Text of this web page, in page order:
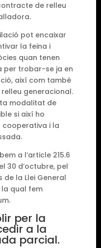
de relleu
pot encaixar
la feina i
quan tenen
per trobar-se ja en
així com també
generacional.
modalitat de
si així ho
cooperativa i la
a l’article 215.6
30 d’octubre, pel
de la Llei General
la qual fem
per la
a la
parcial.